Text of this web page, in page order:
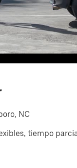
NC
tiempo